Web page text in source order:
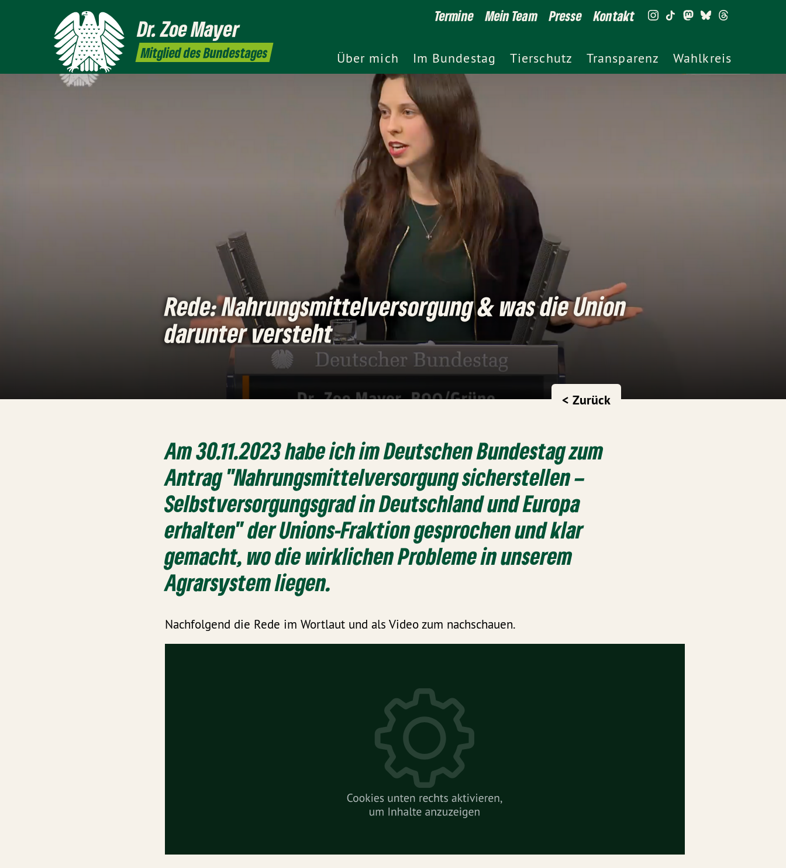
Dr. ZoeMayer
Mitglied des Bundestages
Termine Mein Team Presse Kontakt
Über mich Im Bundestag Tierschutz Transparenz Wahlkreis
Rede: Nahrungsmittelversorgung & was die Union
darunter versteht
< Zurück
Am 30.11.2023 habe ich im Deutschen Bundestag zum
Antrag "Nahrungsmittelversorgung sicherstellen –
Selbstversorgungsgrad in Deutschland und Europa
erhalten" der Unions-Fraktion gesprochen und klar
gemacht, wo die wirklichen Probleme in unserem
Agrarsystem liegen.
Nachfolgend die Rede im Wortlaut und als Video zum nachschauen.